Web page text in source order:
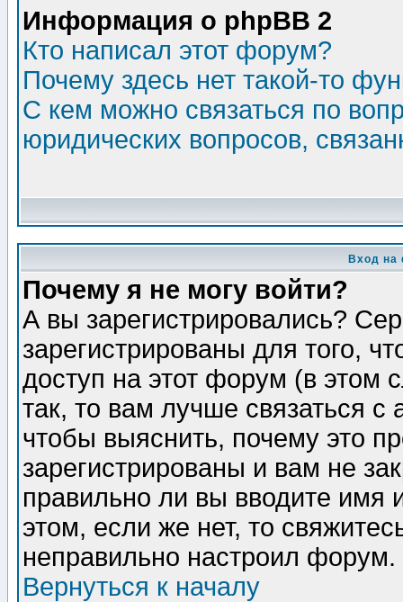
Информация о phpBB 2
Кто написал этот форум?
Почему здесь нет такой-то
С кем можно связаться по
юридических вопросов,
Вход на
Почему я не могу войти?
А вы зарегистрировались?
зарегистрированы для того,
доступ на этот форум (в этом
так, то вам лучше связаться
чтобы выяснить, почему это
зарегистрированы и вам не
правильно ли вы вводите
этом, если же нет, то
неправильно настроил форум.
Вернуться к началу